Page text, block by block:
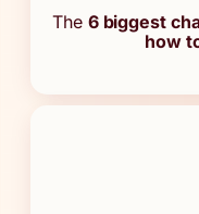
The 6 biggest
how